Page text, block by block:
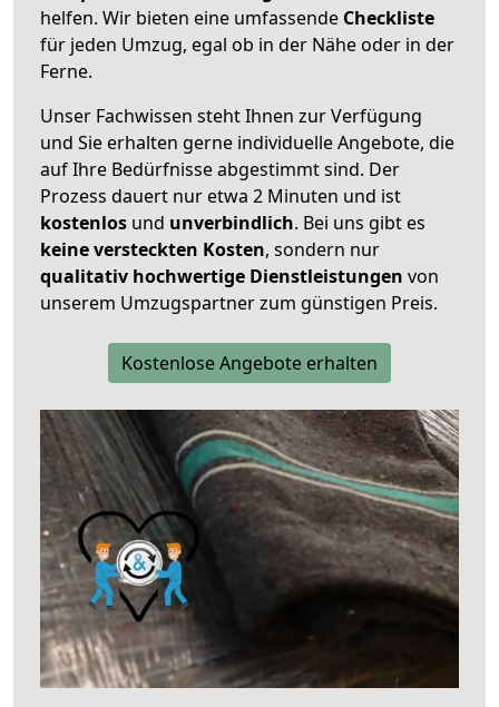
helfen. Wir bieten eine umfassende Checkliste
für jeden Umzug, egal ob in der Nähe oder in der
Ferne.
Unser Fachwissen steht Ihnen zur Verfügung
und Sie erhalten gerne individuelle Angebote, die
auf Ihre Bedürfnisse abgestimmt sind. Der
Prozess dauert nur etwa 2 Minuten und ist
kostenlos und unverbindlich. Bei uns gibt es
keine versteckten Kosten, sondern nur
qualitativ hochwertige Dienstleistungen von
unserem Umzugspartner zum günstigen Preis.
Kostenlose Angebote erhalten